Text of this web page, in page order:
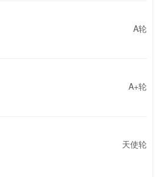
A轮
A+轮
天使轮